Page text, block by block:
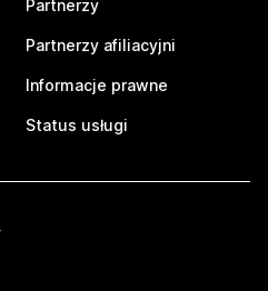
Partnerzy
Partnerzy afiliacyjni
Informacje prawne
Status usługi